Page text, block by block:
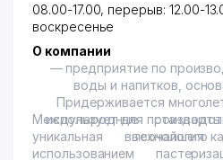
08.00-17.00, перерыв: 12.00-
воскресенье
О компании
— предприятие по
воды и напитков,
Придерживается
использует для
высочайшего
Международные
уникальная
использованием